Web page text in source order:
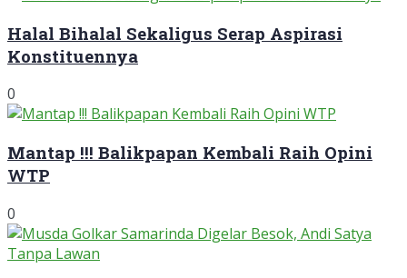
Halal Bihalal Sekaligus Serap Aspirasi
Konstituennya
0
Mantap !!! Balikpapan Kembali Raih Opini
WTP
0